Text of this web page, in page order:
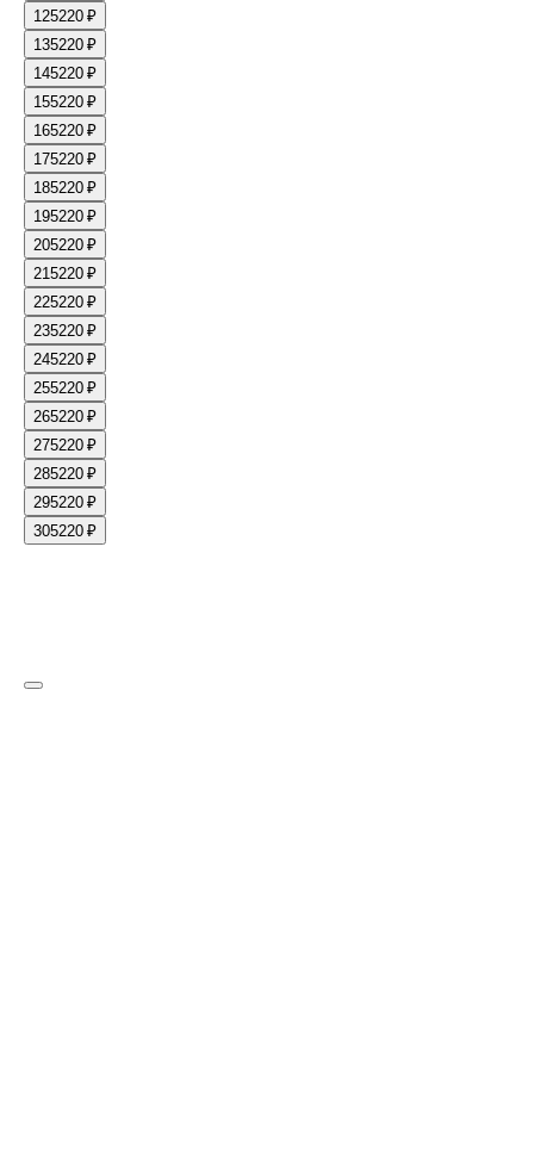
125220 ₽
135220 ₽
145220 ₽
155220 ₽
165220 ₽
175220 ₽
185220 ₽
195220 ₽
205220 ₽
215220 ₽
225220 ₽
235220 ₽
245220 ₽
255220 ₽
265220 ₽
275220 ₽
285220 ₽
295220 ₽
305220 ₽